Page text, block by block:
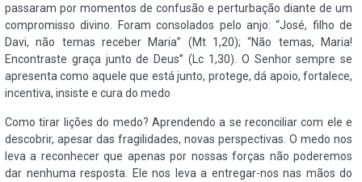
passaram por momentos de confusão e perturbação diante de um
compromisso divino. Foram consolados pelo anjo: “José, filho de
Davi, não temas receber Maria” (Mt 1,20); “Não temas, Maria!
Encontraste graça junto de Deus” (Lc 1,30). O Senhor sempre se
apresenta como aquele que está junto, protege, dá apoio, fortalece,
incentiva, insiste e cura do medo
Como tirar lições do medo? Aprendendo a se reconciliar com ele e
descobrir, apesar das fragilidades, novas perspectivas. O medo nos
leva a reconhecer que apenas por nossas forças não poderemos
dar nenhuma resposta. Ele nos leva a entregar-nos nas mãos do